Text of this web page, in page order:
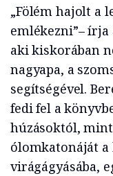
„Fölém hajolt a
emlékezni”–
aki kiskorában
nagyapa, a
segítségével.
fedi fel a
húzásoktól,
ólomkatonáját a
virágágyásába,